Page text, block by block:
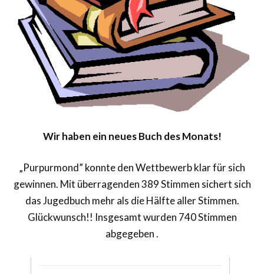
Wir haben ein neues Buch des Monats!
„Purpurmond” konnte den Wettbewerb klar für sich
gewinnen. Mit überragenden 389 Stimmen sichert sich
das Jugedbuch mehr als die Hälfte aller Stimmen.
Glückwunsch!! Insgesamt wurden 740 Stimmen
abgegeben .